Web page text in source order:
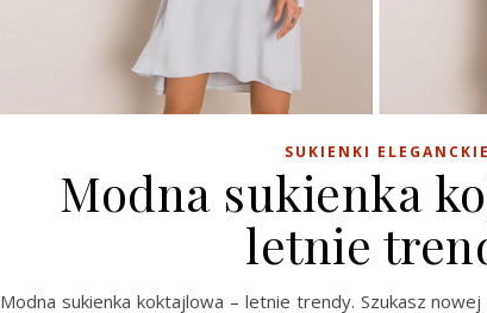
SUKIENKI ELEGANCKIE
Modna sukienka
letnie
Modna sukienka koktajlowa – letnie trendy. Szukasz